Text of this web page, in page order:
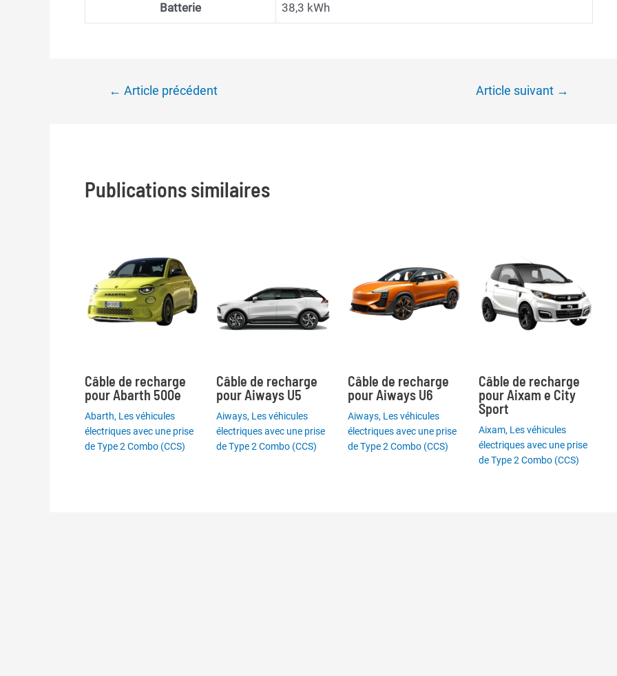
Batterie 38,3 kWh
Navigation
← Article précédent Article suivant →
Publications similaires
Câble de recharge
pour Abarth 500e
Abarth, Les véhicules
électriques avec une prise
de Type 2 Combo (CCS)
Câble de recharge
pour Aiways U5
Aiways, Les véhicules
électriques avec une prise
de Type 2 Combo (CCS)
Câble de recharge
pour Aiways U6
Aiways, Les véhicules
électriques avec une prise
de Type 2 Combo (CCS)
Câble de recharge
pour Aixam e City
Sport
Aixam, Les véhicules
électriques avec une prise
de Type 2 Combo (CCS)